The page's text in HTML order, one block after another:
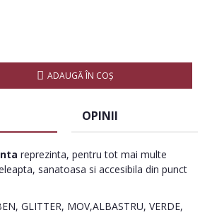
ADAUGĂ ÎN COŞ
OPINII
reprezinta, pentru tot mai multe
sanatoasa si accesibila din punct
GLITTER, MOV,ALBASTRU, VERDE,